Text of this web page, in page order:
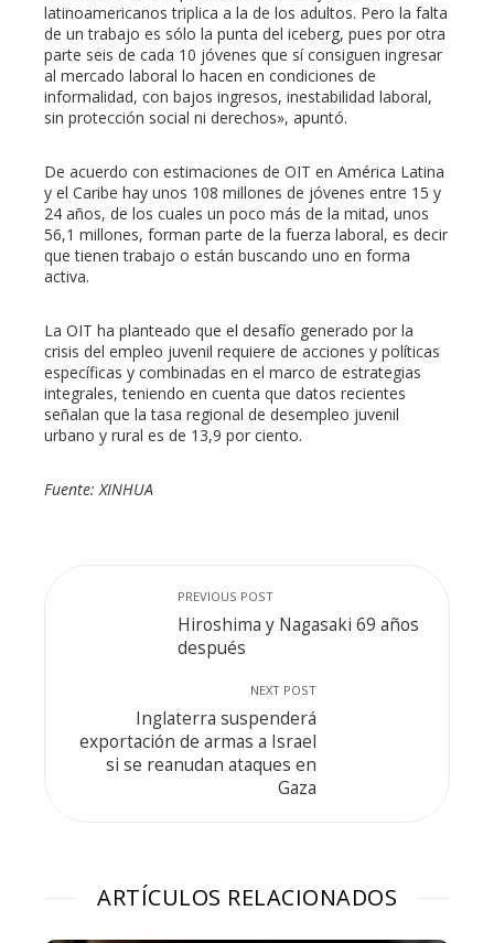
latinoamericanos triplica a la de los adultos. Pero la falta
de un trabajo es sólo la punta del iceberg, pues por otra
parte seis de cada 10 jóvenes que sí consiguen ingresar
al mercado laboral lo hacen en condiciones de
informalidad, con bajos ingresos, inestabilidad laboral,
sin protección social ni derechos», apuntó.
De acuerdo con estimaciones de OIT en América Latina
y el Caribe hay unos 108 millones de jóvenes entre 15 y
24 años, de los cuales un poco más de la mitad, unos
56,1 millones, forman parte de la fuerza laboral, es decir
que tienen trabajo o están buscando uno en forma
activa.
La OIT ha planteado que el desafío generado por la
crisis del empleo juvenil requiere de acciones y políticas
específicas y combinadas en el marco de estrategias
integrales, teniendo en cuenta que datos recientes
señalan que la tasa regional de desempleo juvenil
urbano y rural es de 13,9 por ciento.
Fuente: XINHUA
PREVIOUS POST
Hiroshima y Nagasaki 69 años
después
NEXT POST
Inglaterra suspenderá
exportación de armas a Israel
si se reanudan ataques en
Gaza
ARTÍCULOS RELACIONADOS